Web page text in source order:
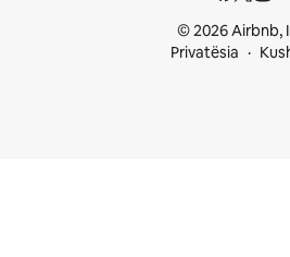
© 2026 Airbnb,
Privatësia